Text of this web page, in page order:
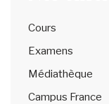
Cours
Examens
Médiathèque
Campus France